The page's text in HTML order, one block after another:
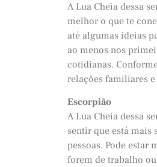
A Lua Cheia dessa
melhor o que te
até algumas ideias
ao menos nos
cotidianas.
relações familiares
Escorpião
A Lua Cheia dessa
sentir que está mais
pessoas. Pode
forem de trabalho